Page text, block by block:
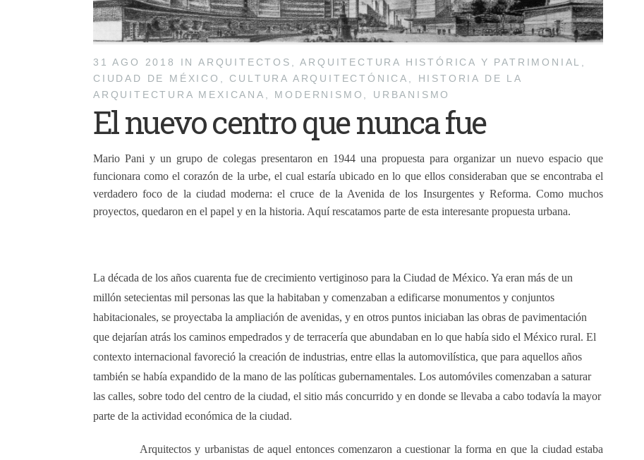
31 AGO 2018 IN ARQUITECTOS ,ARQUITECTURA HISTÓRICA Y PATRIMONIAL
CIUDAD DE MÉXICO
CULTURA ARQUITECTÓNICA
HISTORIA DE LA
ARQUITECTURA MEXICANA
MODERNISMO URBANISMO
El nuevo centro que nunca fue
Mario Pani y un grupo de colegas presentaron en 1944 una propuesta para organizar un nuevo espacio que
funcionara como el corazón de la urbe, el cual estaría ubicado en lo que ellos consideraban que se encontraba el
verdadero foco de la ciudad moderna: el cruce de la Avenida de los Insurgentes y Reforma. Como muchos
proyectos, quedaron en el papel y en la historia. Aquí rescatamos parte de esta interesante propuesta urbana.
La década de los años cuarenta fue de crecimiento vertiginoso para la Ciudad de México. Ya eran más de un
millón setecientas mil personas las que la habitaban y comenzaban a edificarse monumentos y conjuntos
habitacionales, se proyectaba la ampliación de avenidas, y en otros puntos iniciaban las obras de pavimentación
que dejarían atrás los caminos empedrados y de terracería que abundaban en lo que había sido el México rural. El
contexto internacional favoreció la creación de industrias, entre ellas la automovilística, que para aquellos años
también se había expandido de la mano de las políticas gubernamentales. Los automóviles comenzaban a saturar
las calles, sobre todo del centro de la ciudad, el sitio más concurrido y en donde se llevaba a cabo todavía la mayor
parte de la actividad económica de la ciudad.
Arquitectos y urbanistas de aquel entonces comenzaron a cuestionar la forma en que la ciudad estaba